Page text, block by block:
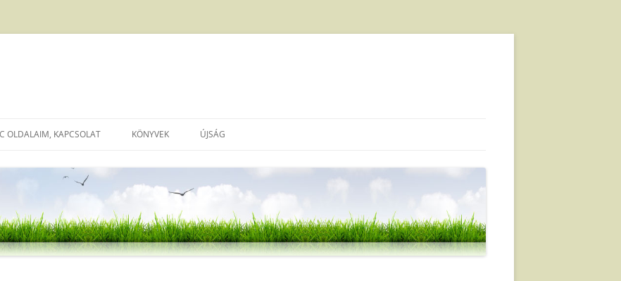
OLDALAIM, KAPCSOLAT KÖNYVEK ÚJSÁG